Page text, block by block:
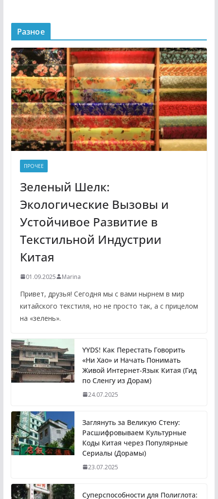
Разное
ПРОЧЕЕ
Зеленый Шелк:
Экологические Вызовы и
Устойчивое Развитие в
Текстильной Индустрии
Китая
01.09.2025 Marina
Привет, друзья! Сегодня мы с вами нырнем в мир
китайского текстиля, но не просто так, а с прицелом
на «зелень».
YYDS! Как Перестать Говорить
«Ни Хао» и Начать Понимать
Живой Интернет-Язык Китая (Гид
по Сленгу из Дорам)
24.07.2025
Заглянуть за Великую Стену:
Расшифровываем Культурные
Коды Китая через Популярные
Сериалы (Дорамы)
23.07.2025
Суперспособности для Полиглота: